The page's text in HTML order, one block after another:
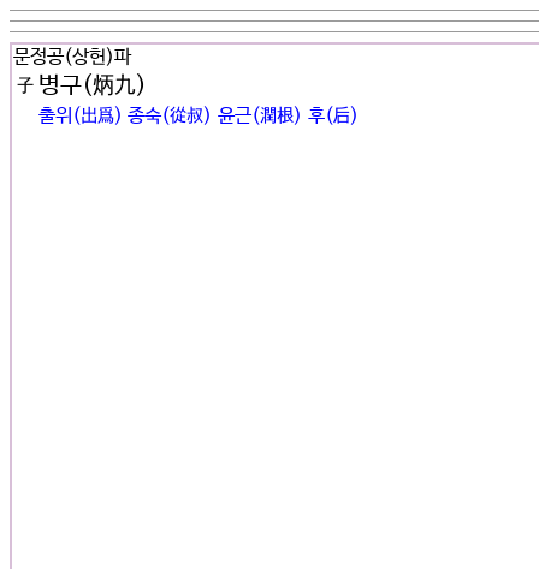
문정공(상헌)파
子 병구(炳九)
출위(出爲) 종숙(從叔) 윤근(潤根) 후(后)